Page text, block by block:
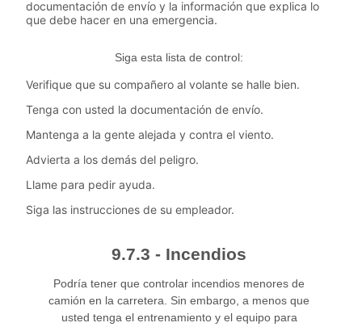
documentación de envío y la información que explica lo
que debe hacer en una emergencia.
Siga esta lista de control:
Verifique que su compañero al volante se halle bien.
Tenga con usted la documentación de envío.
Mantenga a la gente alejada y contra el viento.
Advierta a los demás del peligro.
Llame para pedir ayuda.
Siga las instrucciones de su empleador.
9.7.3 - Incendios
Podría tener que controlar incendios menores de
camión en la carretera. Sin embargo, a menos que
usted tenga el entrenamiento y el equipo para